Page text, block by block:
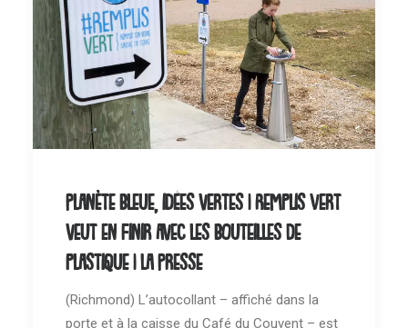
Planète bleue, idées vertes | Remplis Vert
veut en finir avec les bouteilles de
plastique | La Presse
(Richmond) L’autocollant – affiché dans la
porte et à la caisse du Café du Couvent – est